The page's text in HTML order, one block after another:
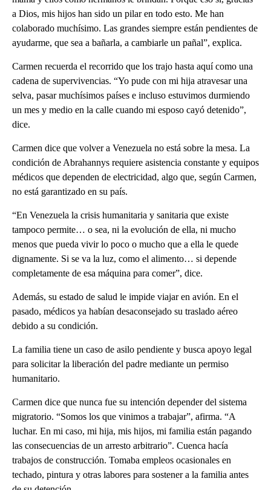
a Dios, mis hijos han sido un pilar en todo esto. Me han
colaborado muchísimo. Las grandes siempre están pendientes de
ayudarme, que sea a bañarla, a cambiarle un pañal”, explica.
Carmen recuerda el recorrido que los trajo hasta aquí como una
cadena de supervivencias. “Yo pude con mi hija atravesar una
selva, pasar muchísimos países e incluso estuvimos durmiendo
un mes y medio en la calle cuando mi esposo cayó detenido”,
dice.
Carmen dice que volver a Venezuela no está sobre la mesa. La
condición de Abrahannys requiere asistencia constante y equipos
médicos que dependen de electricidad, algo que, según Carmen,
no está garantizado en su país.
“En Venezuela la crisis humanitaria y sanitaria que existe
tampoco permite… o sea, ni la evolución de ella, ni mucho
menos que pueda vivir lo poco o mucho que a ella le quede
dignamente. Si se va la luz, como el alimento… si depende
completamente de esa máquina para comer”, dice.
Además, su estado de salud le impide viajar en avión. En el
pasado, médicos ya habían desaconsejado su traslado aéreo
debido a su condición.
La familia tiene un caso de asilo pendiente y busca apoyo legal
para solicitar la liberación del padre mediante un permiso
humanitario.
Carmen dice que nunca fue su intención depender del sistema
migratorio. “Somos los que vinimos a trabajar”, afirma. “A
luchar. En mi caso, mi hija, mis hijos, mi familia están pagando
las consecuencias de un arresto arbitrario”. Cuenca hacía
trabajos de construcción. Tomaba empleos ocasionales en
techado, pintura y otras labores para sostener a la familia antes